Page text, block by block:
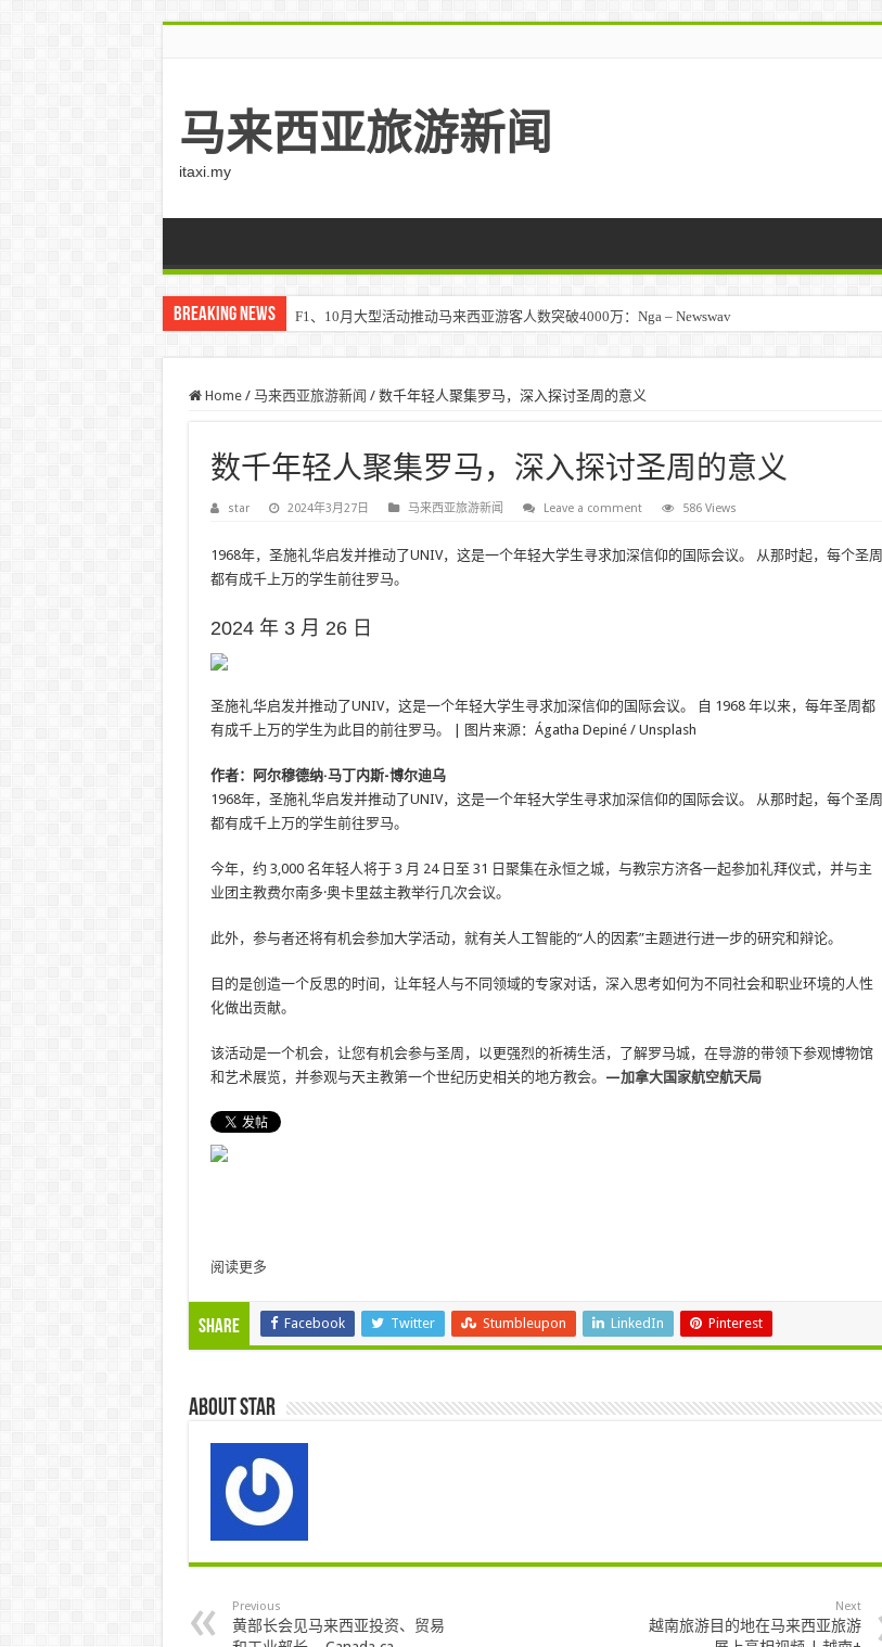
马来西亚旅游新闻
itaxi.my
Breaking News F1、10月大型活动推动马来西亚游客人数突破4000万：Nga – Newswav
Home / 马来西亚旅游新闻 / 数千年轻人聚集罗马，深入探讨圣周的意义
数千年轻人聚集罗马，深入探讨圣周的意义
star 2024年3月27日 马来西亚旅游新闻 Leave a comment 586 Views
1968年，圣施礼华启发并推动了UNIV，这是一个年轻大学生寻求加深信仰的国际会议。 从那时起，每个圣周
都有成千上万的学生前往罗马。
2024 年 3 月 26 日
圣施礼华启发并推动了UNIV，这是一个年轻大学生寻求加深信仰的国际会议。 自 1968 年以来，每年圣周都
有成千上万的学生为此目的前往罗马。 | 图片来源：Ágatha Depiné / Unsplash
作者：阿尔穆德纳·马丁内斯-博尔迪乌
1968年，圣施礼华启发并推动了UNIV，这是一个年轻大学生寻求加深信仰的国际会议。 从那时起，每个圣周
都有成千上万的学生前往罗马。
今年，约 3,000 名年轻人将于 3 月 24 日至 31 日聚集在永恒之城，与教宗方济各一起参加礼拜仪式，并与主
业团主教费尔南多·奥卡里兹主教举行几次会议。
此外，参与者还将有机会参加大学活动，就有关人工智能的“人的因素”主题进行进一步的研究和辩论。
目的是创造一个反思的时间，让年轻人与不同领域的专家对话，深入思考如何为不同社会和职业环境的人性
化做出贡献。
该活动是一个机会，让您有机会参与圣周，以更强烈的祈祷生活，了解罗马城，在导游的带领下参观博物馆
和艺术展览，并参观与天主教第一个世纪历史相关的地方教会。 —加拿大国家航空航天局
阅读更多
Share Facebook Twitter Stumbleupon LinkedIn Pinterest
About star
Previous
黄部长会见马来西亚投资、贸易
Next
越南旅游目的地在马来西亚旅游